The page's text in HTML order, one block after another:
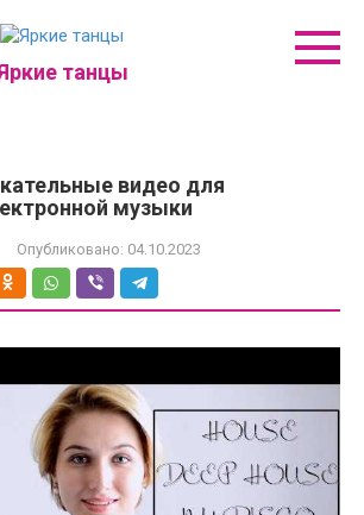
танцы
видео для
музыки
Опубликовано: 04.10.2023